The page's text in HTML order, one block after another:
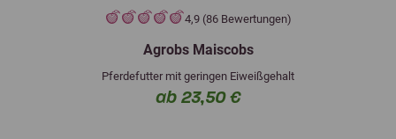
4,9 (86 Bewertungen)
Agrobs Maiscobs
Pferdefutter mit geringen Eiweißgehalt
ab 23,50 €